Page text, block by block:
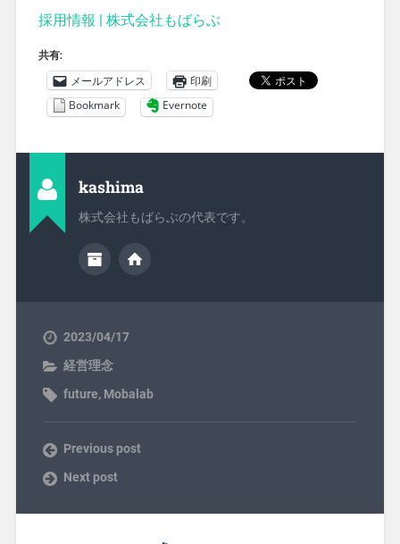
採用情報 | 株式会社もばらぶ
共有:
メールアドレス
印刷
Bookmark
Evernote
kashima
株式会社もばらぶの代表です。
2023/04/17
経営理念
future, Mobalab
Previous post
Next post